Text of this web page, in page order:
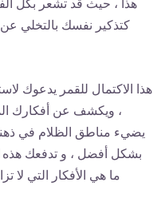
كتذكير نفسك بالتخلي
هذا الاكتمال للقمر يدعوك
، ويكشف عن أفكارك
يضيء مناطق الظلام في
بشكل أفضل ، و تدفعك هذه
ما هي الأفكار التي لا